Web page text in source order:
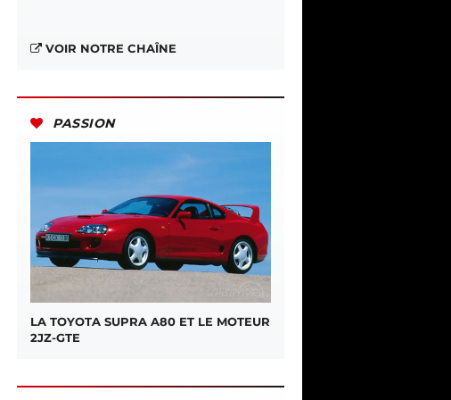
VOIR NOTRE CHAÎNE
PASSION
LA TOYOTA SUPRA A80 ET LE MOTEUR
2JZ-GTE